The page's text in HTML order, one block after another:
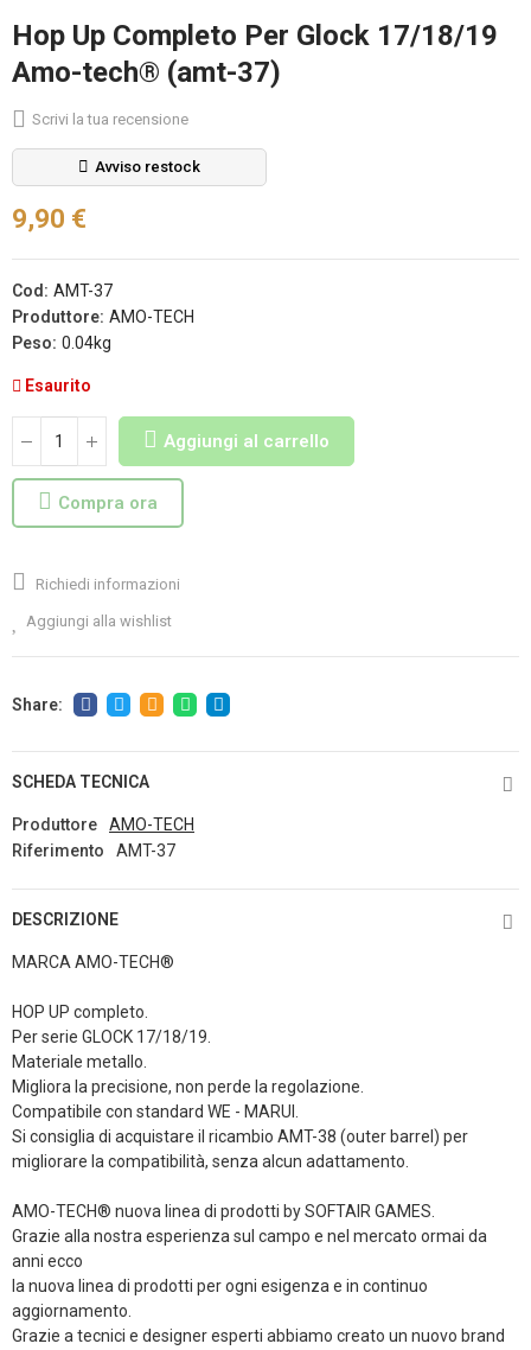
Hop Up Completo Per Glock 17/18/19
Amo-tech® (amt-37)
Scrivi la tua recensione
Avviso restock
9,90 €
Cod: AMT-37
Produttore: AMO-TECH
Peso: 0.04kg
Esaurito
Aggiungi al carrello
Compra ora
Richiedi informazioni
Aggiungi alla wishlist
SCHEDA TECNICA
Produttore
AMO-TECH
Riferimento
AMT-37
DESCRIZIONE
MARCA AMO-TECH®
HOP UP completo.
Per serie GLOCK 17/18/19.
Materiale metallo.
Migliora la precisione, non perde la regolazione.
Compatibile con standard WE - MARUI.
Si consiglia di acquistare il ricambio AMT-38 (outer barrel) per
migliorare la compatibilità, senza alcun adattamento.
AMO-TECH® nuova linea di prodotti by SOFTAIR GAMES.
Grazie alla nostra esperienza sul campo e nel mercato ormai da
anni ecco
la nuova linea di prodotti per ogni esigenza e in continuo
aggiornamento.
Grazie a tecnici e designer esperti abbiamo creato un nuovo brand